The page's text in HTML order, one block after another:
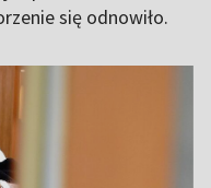
się odnowiło.